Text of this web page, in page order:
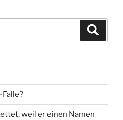
weil er einen Namen